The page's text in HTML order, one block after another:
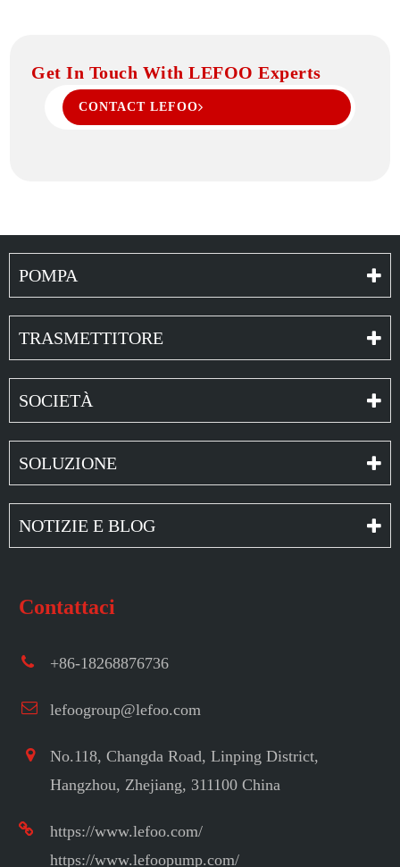
Get In Touch With LEFOO Experts
CONTACT LEFOO
POMPA
TRASMETTITORE
SOCIETÀ
SOLUZIONE
NOTIZIE E BLOG
Contattaci
+86-18268876736
lefoogroup@lefoo.com
No.118, Changda Road, Linping District,
Hangzhou, Zhejiang, 311100 China
https://www.lefoo.com/
https://www.lefoopump.com/